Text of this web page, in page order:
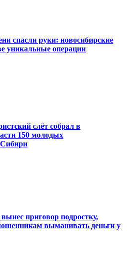
спасли руки: новосибирские
уникальные операции
слёт собрал в
150 молодых
приговор подростку,
выманивать деньги у